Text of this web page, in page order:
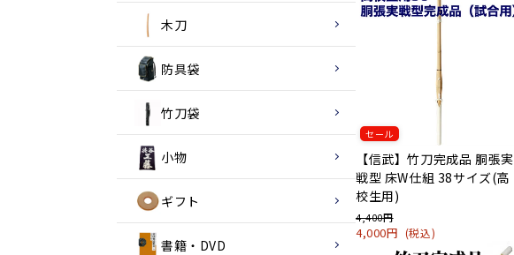
木刀
防具袋
竹刀袋
小物
ギフト
書籍・DVD
セール
【信武】竹刀完成品 胴張実
戦型 床W仕組 38サイズ(高
校生用)
4,400円
4,000円 (税込)